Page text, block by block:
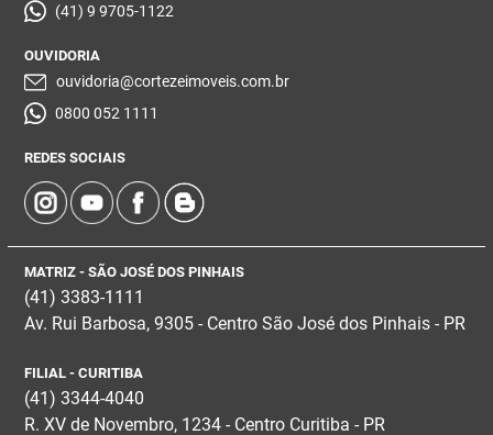
(41) 9 9705-1122
OUVIDORIA
ouvidoria@cortezeimoveis.com.br
0800 052 1111
REDES SOCIAIS
MATRIZ - SÃO JOSÉ DOS PINHAIS
(41) 3383-1111
Av. Rui Barbosa, 9305 - Centro São José dos Pinhais - PR
FILIAL - CURITIBA
(41) 3344-4040
R. XV de Novembro, 1234 - Centro Curitiba - PR